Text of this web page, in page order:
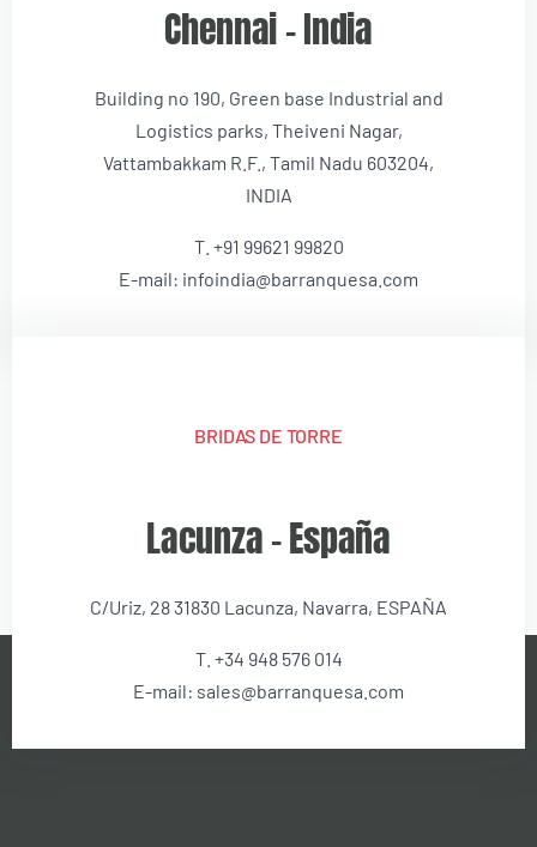
Chennai – India
Building no 190, Green base Industrial and
Logistics parks, Theiveni Nagar,
Vattambakkam R.F., Tamil Nadu 603204,
INDIA
T. +91 99621 99820
E-mail: infoindia@barranquesa.com
BRIDAS DE TORRE
Lacunza – España
C/Uriz, 28 31830 Lacunza, Navarra, ESPAÑA
T. +34 948 576 014
E-mail: sales@barranquesa.com